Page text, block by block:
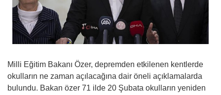
Milli Eğitim Bakanı Özer, depremden etkilenen kentlerde
okulların ne zaman açılacağına dair öneli açıklamalarda
bulundu. Bakan özer 71 ilde 20 Şubata okulların yeniden